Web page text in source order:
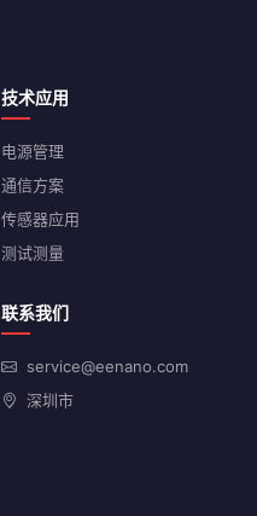
技术应用
电源管理
通信方案
传感器应用
测试测量
联系我们
service@eenano.com
深圳市